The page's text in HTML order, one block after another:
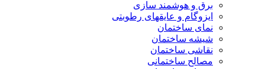
برق و هوشمند سازی
ایزوگام و عایقهای رطوبتی
نمای ساختمان
شیشه ساختمان
نقاشی ساختمان
مصالح ساختمانی